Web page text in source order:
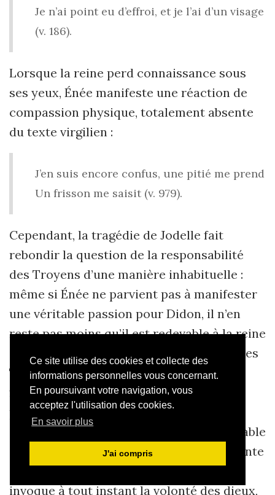
Ce site utilise des cookies et collecte des
informations personnelles vous concernant.
En poursuivant votre navigation, vous
acceptez l'utilisation des cookies.
En savoir plus
J'ai compris
Je n’ai point eu d’effroi, et je l’ai d’un visage
(v. 186).
Lorsque la reine perd connaissance sous
ses yeux, Énée manifeste une réaction de
compassion physique, totalement absente
du texte virgilien :
J’en suis encore confus, une pitié me prend
Un frisson me saisit (v. 979).
Cependant, la tragédie de Jodelle fait
rebondir la question de la responsabilité
des Troyens d’une manière inhabituelle :
même si Énée ne parvient pas à manifester
une véritable passion pour Didon, il n’en
reste pas moins qu’il est redevable à la reine
de toutes les faveurs dont elle a comblé les
Troyens. Comment justifier l’ingratitude
face à la bonté ? Le dilemme individuel, à
peine suggéré dans l’épopée de Virgile,
s’élargit jusqu’à devenir l’objet d’un véritable
dilemme collectif. Lorsque le héros affronte
aussi bien Didon que les Phéniciennes, il
invoque à tout instant la volonté des dieux,